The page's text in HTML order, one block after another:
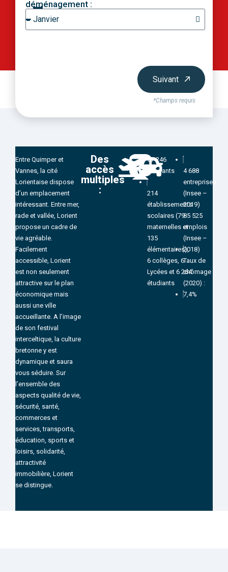
déménagement :
Suivant
*Champs requis
Entre Quimper et
Vannes, la cité
Lorientaise dispose
d’un emplacement
intéressant. Entre mer,
rade et vallée, Lorient
propose un cadre de
vie agréable.
Facilement
accessible, Lorient
est non seulement
attractive sur le plan
économique mais
aussi une ville
accueillante. A l’image
de son festival
interceltique, la culture
bretonne y est
dynamique et saura
vous séduire. Sur
l’ensemble des
aspects qualité de vie,
sécurité, santé,
commerces et
services, transports,
éducation, sports et
loisirs, solidarité,
attractivité
immobilière, Lorient
se distingue.
Des
accès
multiples
:
57 246
habitants
214
établissements
scolaires (79
maternelles et
135
élémentaires),
6 collèges, 6
Lycées et 6 264
étudiants
4 688
entreprises
(Insee –
2019)
85 525
emplois
(Insee –
2018)
Taux de
chômage
(2020) :
7,4%